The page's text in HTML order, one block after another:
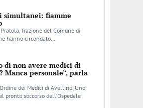
simultanei: fiamme
frazione del Comune di
hanno circondato…
di non avere medici di
Manca personale”, parla
dei Medici di Avellino. Uno
soccorso dell’Ospedale